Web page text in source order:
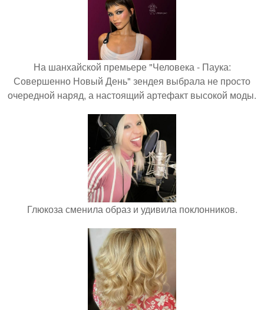
На шанхайской премьере "Человека - Паука:
Совершенно Новый День" зендея выбрала не просто
очередной наряд, а настоящий артефакт высокой моды.
Глюкоза сменила образ и удивила поклонников.